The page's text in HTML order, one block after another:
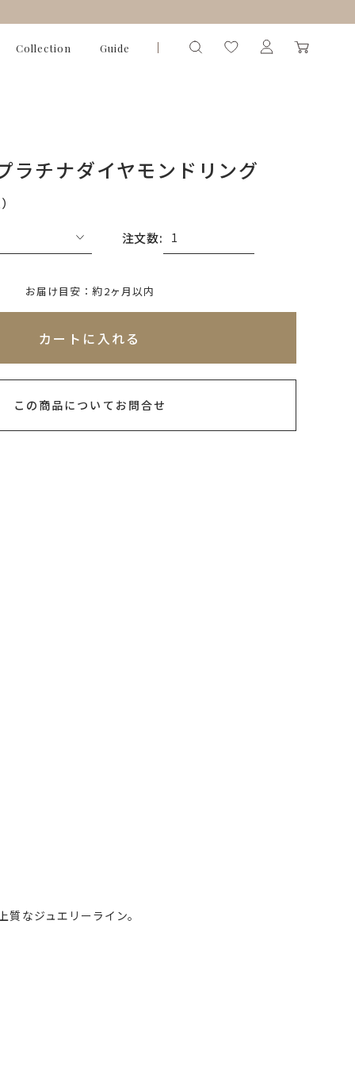
Collection Guide
ラチナダイヤモンドリング
注文数:
※必ず選択ください
お届け目安：約2ヶ月以内
カートに入れる
この商品についてお問合せ
なジュエリーライン。